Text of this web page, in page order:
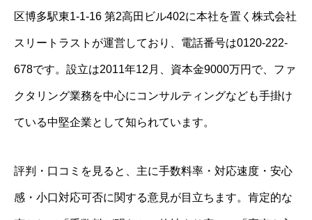
区博多駅東1-1-16 第2高田ビル402に本社を置く株式会社
スリートラストが運営しており、電話番号は0120-222-
678です。設立は2011年12月、資本金9000万円で、ファ
クタリング業務を中心にコンサルティングなども手掛け
ている中堅企業として知られています。
評判・口コミを見ると、主に手数料率・対応速度・安心
感・小口対応可否に関する意見が目立ちます。肯定的な